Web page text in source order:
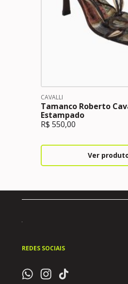
CAVALLI
Tamanco Roberto
Estampado
R$ 550,00
Ver
REDES SOCIAIS